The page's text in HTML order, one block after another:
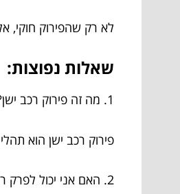
לא רק שהפירוק חוקי,
שאלות נפוצות:
1. מה זה פירוק רכב ישן?
פירוק רכב ישן הוא
2. האם אני יכול לפרק רכב בבית?